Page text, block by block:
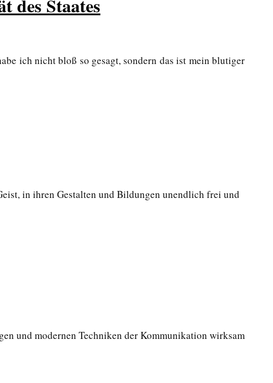
des Staates
ich nicht bloß so gesagt, sondern das ist mein blutiger
in ihren Gestalten und Bildungen unendlich frei und
und modernen Techniken der Kommunikation wirksam